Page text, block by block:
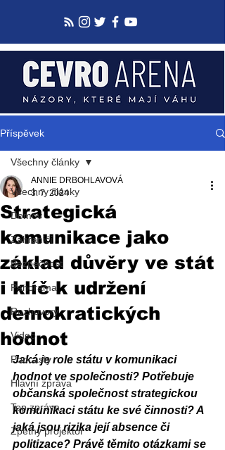
Příspěvek
Všechny články
Domov
Zahraničí
Bezpečnost
Panorama
Rozhovory
Video
Podcasty
Hlavní zpráva
Top zpráva
Zpětný projektor
Všechny články
Strategická
komunikace jako
základ důvěry ve stát
i klíč k udržení
demokratických
hodnot
ANNIE DRBOHLAVOVÁ
3. 7. 2024
Jaká je role státu v komunikaci
hodnot ve společnosti? Potřebuje
občanská společnost strategickou
komunikaci státu ke své činnosti? A
jaká jsou rizika její absence či
politizace? Právě těmito otázkami se